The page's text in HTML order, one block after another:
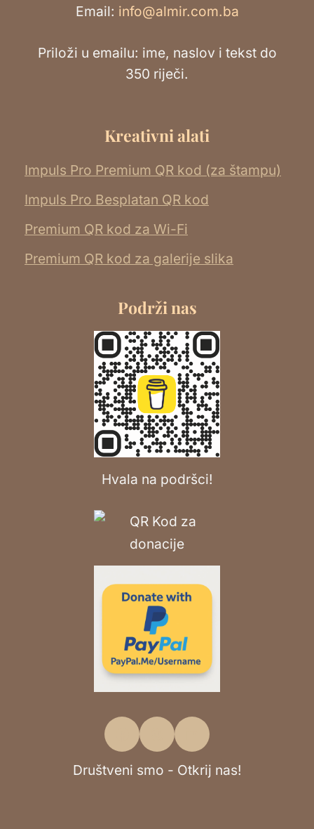
Email: info@almir.com.ba
Priloži u emailu: ime, naslov i tekst do
350 riječi.
Kreativni alati
Impuls Pro Premium QR kod (za štampu)
Impuls Pro Besplatan QR kod
Premium QR kod za Wi-Fi
Premium QR kod za galerije slika
Podrži nas
Hvala na podršci!
Društveni smo - Otkrij nas!